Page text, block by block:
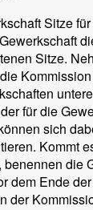
Sitze
Sitze.
für die
sich
Kommt
die
dem Ende
der